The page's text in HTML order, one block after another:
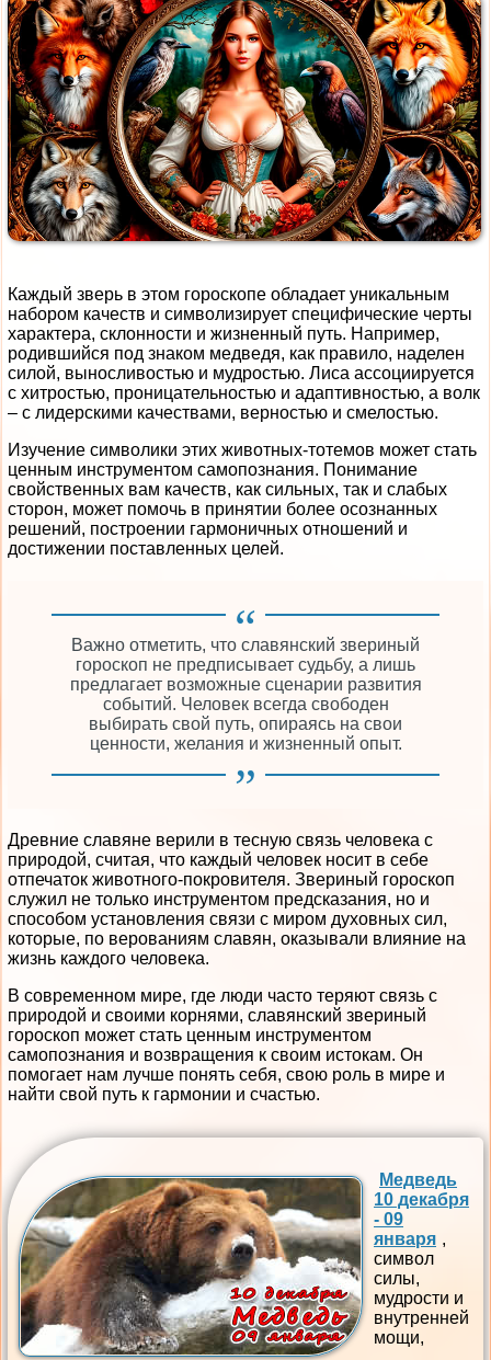
Каждый зверь в этом гороскопе обладает уникальным
набором качеств и символизирует специфические черты
характера, склонности и жизненный путь. Например,
родившийся под знаком медведя, как правило, наделен
силой, выносливостью и мудростью. Лиса ассоциируется
с хитростью, проницательностью и адаптивностью, а волк
– с лидерскими качествами, верностью и смелостью.
Изучение символики этих животных-тотемов может стать
ценным инструментом самопознания. Понимание
свойственных вам качеств, как сильных, так и слабых
сторон, может помочь в принятии более осознанных
решений, построении гармоничных отношений и
достижении поставленных целей.
Важно отметить, что славянский звериный
гороскоп не предписывает судьбу, а лишь
предлагает возможные сценарии развития
событий. Человек всегда свободен
выбирать свой путь, опираясь на свои
ценности, желания и жизненный опыт.
Древние славяне верили в тесную связь человека с
природой, считая, что каждый человек носит в себе
отпечаток животного-покровителя. Звериный гороскоп
служил не только инструментом предсказания, но и
способом установления связи с миром духовных сил,
которые, по верованиям славян, оказывали влияние на
жизнь каждого человека.
В современном мире, где люди часто теряют связь с
природой и своими корнями, славянский звериный
гороскоп может стать ценным инструментом
самопознания и возвращения к своим истокам. Он
помогает нам лучше понять себя, свою роль в мире и
найти свой путь к гармонии и счастью.
Медведь
10 декабря
- 09
января ,
символ
силы,
мудрости и
внутренней
мощи,